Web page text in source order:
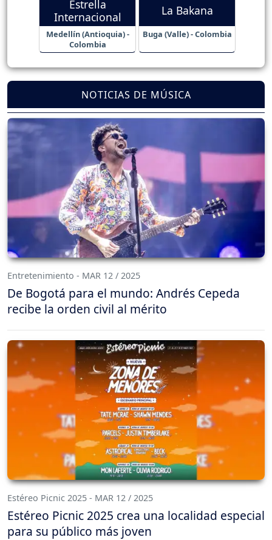
Estrella
Internacional
Medellín (Antioquia) -
Colombia
La Bakana
Buga (Valle) - Colombia
NOTICIAS DE MÚSICA
Entretenimiento - MAR 12 / 2025
De Bogotá para el mundo: Andrés Cepeda
recibe la orden civil al mérito
Estéreo Picnic 2025 - MAR 12 / 2025
Estéreo Picnic 2025 crea una localidad especial
para su público más joven